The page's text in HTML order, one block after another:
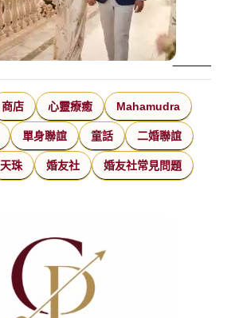
商店 心靈療癒 Mahamudra
單身聯誼 童話 二婚聯誼
天珠 婚友社 婚友社常見問題